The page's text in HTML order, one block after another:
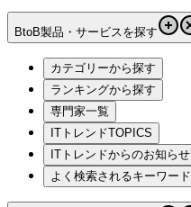
BtoB製品・サービスを探す
カテゴリーから探す
ランキングから探す
専門家一覧
ITトレンドTOPICS
ITトレンドからのお知らせ
よく検索されるキーワード